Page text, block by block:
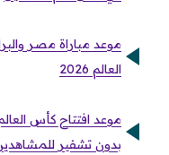
موعد مباراة مصر
العالم 2026
موعد افتتاح كأس
بدون تشفير